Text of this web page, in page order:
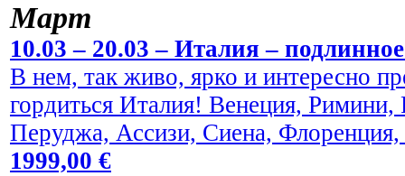
Maрт
10.03 – 20.03 – Италия –
В нем, так живо, ярко и интересно
гордиться Италия! Венеция,
Перуджа, Ассизи, Сиена,
1999,00 €